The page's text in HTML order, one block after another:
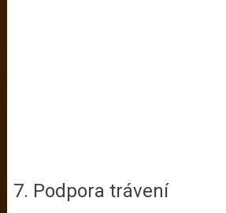
7. Podpora trávení